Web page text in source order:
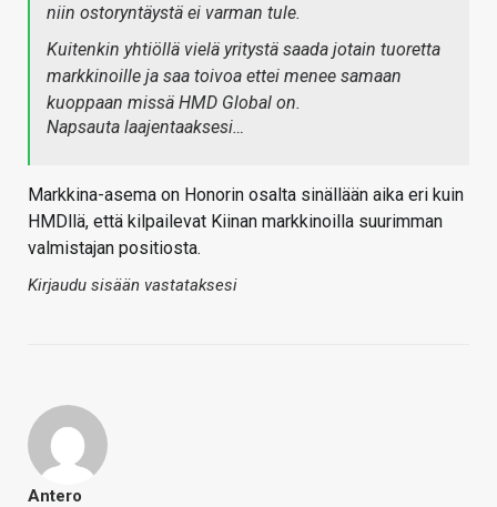
niin ostoryntäystä ei varman tule.
Kuitenkin yhtiöllä vielä yritystä saada jotain tuoretta
markkinoille ja saa toivoa ettei menee samaan
kuoppaan missä HMD Global on.
Napsauta laajentaaksesi…
Markkina-asema on Honorin osalta sinällään aika eri kuin
HMDllä, että kilpailevat Kiinan markkinoilla suurimman
valmistajan positiosta.
Kirjaudu sisään vastataksesi
Antero